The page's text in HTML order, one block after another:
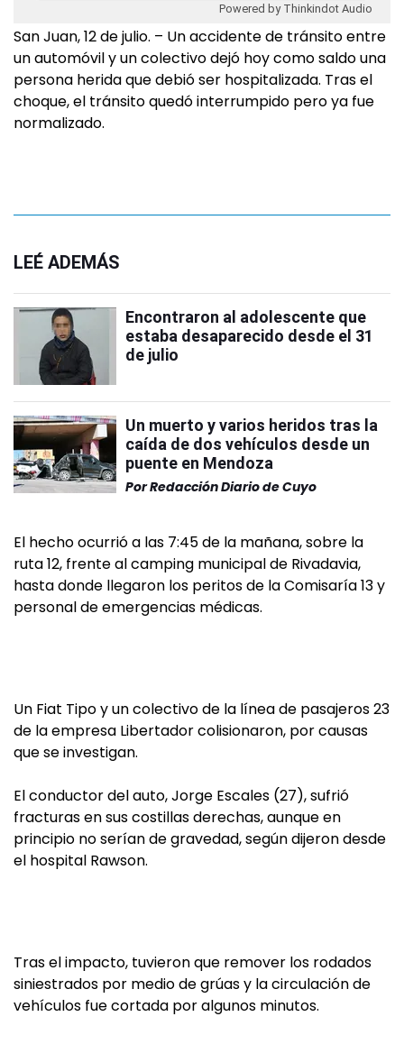
Powered by Thinkindot Audio
San Juan, 12 de julio. – Un accidente de tránsito entre
un automóvil y un colectivo dejó hoy como saldo una
persona herida que debió ser hospitalizada. Tras el
choque, el tránsito quedó interrumpido pero ya fue
normalizado.
LEÉ ADEMÁS
Encontraron al adolescente que
estaba desaparecido desde el 31
de julio
Un muerto y varios heridos tras la
caída de dos vehículos desde un
puente en Mendoza
PorRedacción Diario de Cuyo
El hecho ocurrió a las 7:45 de la mañana, sobre la
ruta 12, frente al camping municipal de Rivadavia,
hasta donde llegaron los peritos de la Comisaría 13 y
personal de emergencias médicas.
Un Fiat Tipo y un colectivo de la línea de pasajeros 23
de la empresa Libertador colisionaron, por causas
que se investigan.
El conductor del auto, Jorge Escales (27), sufrió
fracturas en sus costillas derechas, aunque en
principio no serían de gravedad, según dijeron desde
el hospital Rawson.
Tras el impacto, tuvieron que remover los rodados
siniestrados por medio de grúas y la circulación de
vehículos fue cortada por algunos minutos.